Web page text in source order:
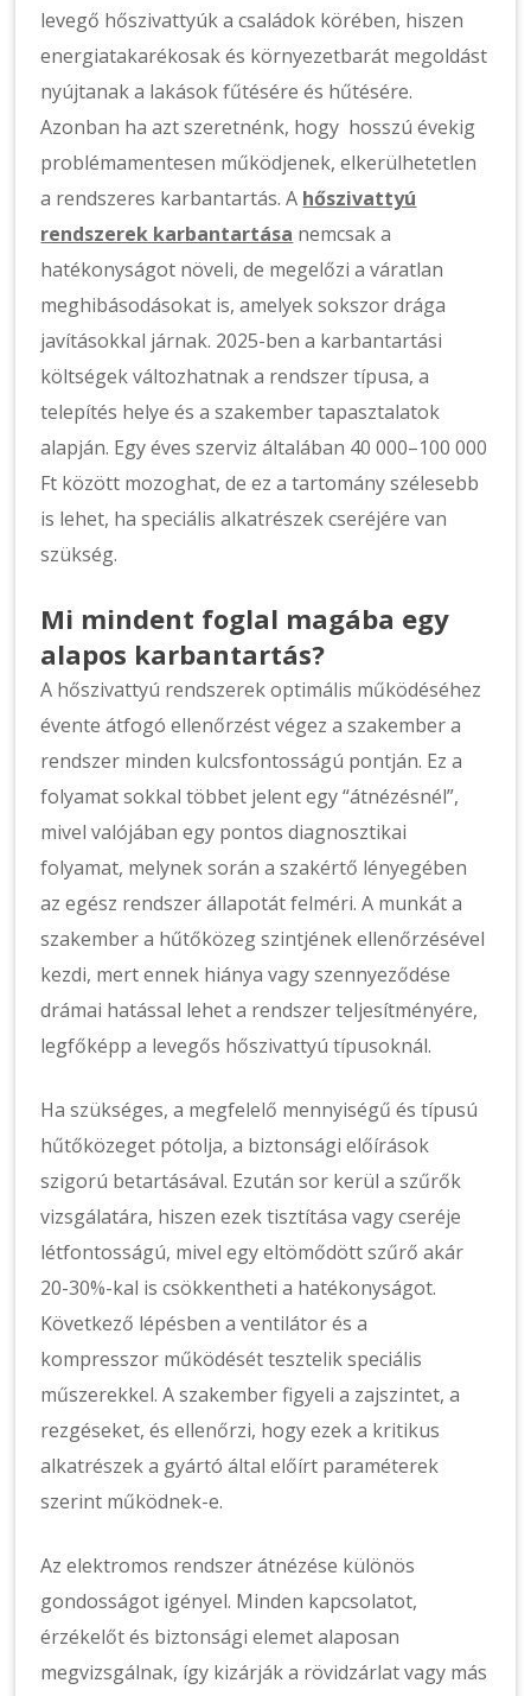
levegő hőszivattyúk a családok körében, hiszen
energiatakarékosak és környezetbarát megoldást
nyújtanak a lakások fűtésére és hűtésére.
Azonban ha azt szeretnénk, hogy hosszú évekig
problémamentesen működjenek, elkerülhetetlen
a rendszeres karbantartás. A hőszivattyú
rendszerek karbantartása nemcsak a
hatékonyságot növeli, de megelőzi a váratlan
meghibásodásokat is, amelyek sokszor drága
javításokkal járnak. 2025-ben a karbantartási
költségek változhatnak a rendszer típusa, a
telepítés helye és a szakember tapasztalatok
alapján. Egy éves szerviz általában 40 000–100 000
Ft között mozoghat, de ez a tartomány szélesebb
is lehet, ha speciális alkatrészek cseréjére van
szükség.
Mi mindent foglal magába egy
alapos karbantartás?
A hőszivattyú rendszerek optimális működéséhez
évente átfogó ellenőrzést végez a szakember a
rendszer minden kulcsfontosságú pontján. Ez a
folyamat sokkal többet jelent egy “átnézésnél”,
mivel valójában egy pontos diagnosztikai
folyamat, melynek során a szakértő lényegében
az egész rendszer állapotát felméri. A munkát a
szakember a hűtőközeg szintjének ellenőrzésével
kezdi, mert ennek hiánya vagy szennyeződése
drámai hatással lehet a rendszer teljesítményére,
legfőképp a levegős hőszivattyú típusoknál.
Ha szükséges, a megfelelő mennyiségű és típusú
hűtőközeget pótolja, a biztonsági előírások
szigorú betartásával. Ezután sor kerül a szűrők
vizsgálatára, hiszen ezek tisztítása vagy cseréje
létfontosságú, mivel egy eltömődött szűrő akár
20-30%-kal is csökkentheti a hatékonyságot.
Következő lépésben a ventilátor és a
kompresszor működését tesztelik speciális
műszerekkel. A szakember figyeli a zajszintet, a
rezgéseket, és ellenőrzi, hogy ezek a kritikus
alkatrészek a gyártó által előírt paraméterek
szerint működnek-e.
Az elektromos rendszer átnézése különös
gondosságot igényel. Minden kapcsolatot,
érzékelőt és biztonsági elemet alaposan
megvizsgálnak, így kizárják a rövidzárlat vagy más